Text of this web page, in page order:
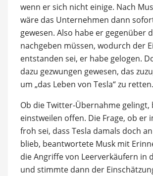
wenn er sich nicht einige. Nach
wäre das Unternehmen dann
gewesen. Also habe er gegenüber
nachgeben müssen, wodurch der
entstanden sei, er habe gelogen.
dazu gezwungen gewesen, das
um „das Leben von Tesla“ zu retten.
Ob die Twitter-Übernahme gelingt,
einstweilen offen. Die Frage, ob er
froh sei, dass Tesla damals doch
blieb, beantwortete Musk mit
die Angriffe von Leerverkäufern in
und stimmte dann der